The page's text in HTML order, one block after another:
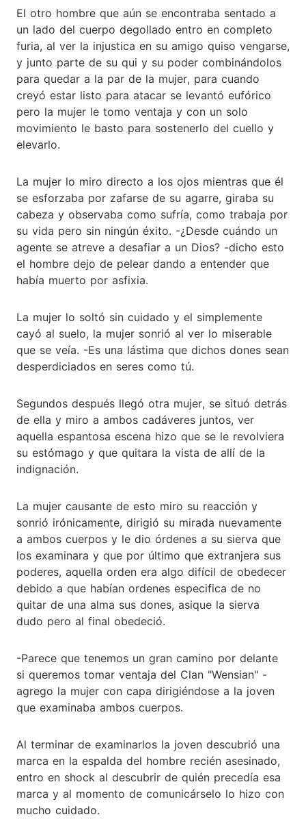
El otro hombre que aún se encontraba sentado a
un lado del cuerpo degollado entro en completo
furia, al ver la injustica en su amigo quiso vengarse,
y junto parte de su qui y su poder combinándolos
para quedar a la par de la mujer, para cuando
creyó estar listo para atacar se levantó eufórico
pero la mujer le tomo ventaja y con un solo
movimiento le basto para sostenerlo del cuello y
elevarlo.
La mujer lo miro directo a los ojos mientras que él
se esforzaba por zafarse de su agarre, giraba su
cabeza y observaba como sufría, como trabaja por
su vida pero sin ningún éxito. -¿Desde cuándo un
agente se atreve a desafiar a un Dios? -dicho esto
el hombre dejo de pelear dando a entender que
había muerto por asfixia.
La mujer lo soltó sin cuidado y el simplemente
cayó al suelo, la mujer sonrió al ver lo miserable
que se veía. -Es una lástima que dichos dones sean
desperdiciados en seres como tú.
Segundos después llegó otra mujer, se situó detrás
de ella y miro a ambos cadáveres juntos, ver
aquella espantosa escena hizo que se le revolviera
su estómago y que quitara la vista de allí de la
indignación.
La mujer causante de esto miro su reacción y
sonrió irónicamente, dirigió su mirada nuevamente
a ambos cuerpos y le dio órdenes a su sierva que
los examinara y que por último que extranjera sus
poderes, aquella orden era algo difícil de obedecer
debido a que habían ordenes especifica de no
quitar de una alma sus dones, asique la sierva
dudo pero al final obedeció.
-Parece que tenemos un gran camino por delante
si queremos tomar ventaja del Clan "Wensian" -
agrego la mujer con capa dirigiéndose a la joven
que examinaba ambos cuerpos.
Al terminar de examinarlos la joven descubrió una
marca en la espalda del hombre recién asesinado,
entro en shock al descubrir de quién precedía esa
marca y al momento de comunicárselo lo hizo con
mucho cuidado.